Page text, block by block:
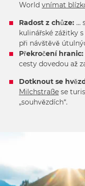
World vnímat
Radost z chůze: …
kulinářské zážitky
při návštěvě
Překročení hranic:
cesty dovedou až
Dotknout se
Milchstraße se
„souhvězdích“.